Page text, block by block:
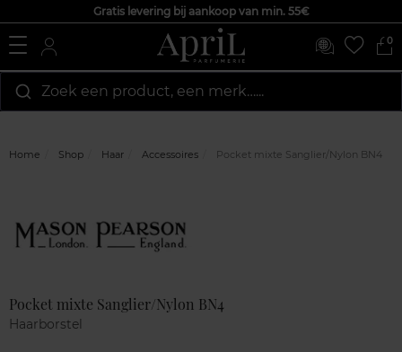
Gratis levering bij aankoop van min. 55€
0
Zoek een product, een merk…...
Home Shop Haar Accessoires Pocket mixte Sanglier/Nylon BN4
Pocket mixte Sanglier/Nylon BN4
Haarborstel